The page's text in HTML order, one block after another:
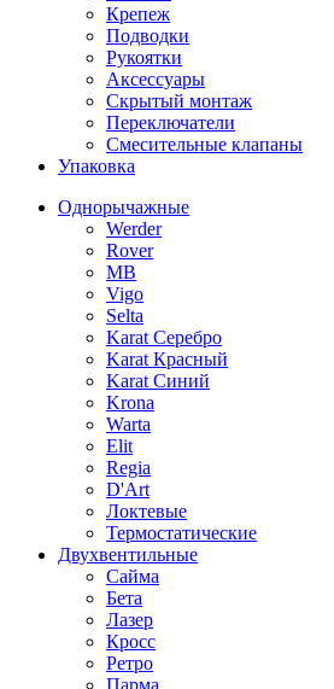
Крепеж
Подводки
Рукоятки
Аксессуары
Скрытый монтаж
Переключатели
Смесительные клапаны
Упаковка
Однорычажные
Werder
Rover
MB
Vigo
Selta
Karat Серебро
Karat Красный
Karat Синий
Krona
Warta
Elit
Regia
D'Art
Локтевые
Термостатические
Двухвентильные
Сайма
Бета
Лазер
Кросс
Ретро
Парма